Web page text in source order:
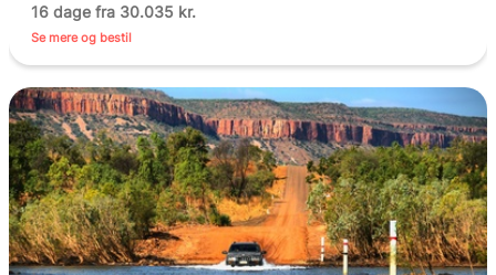
16 dage fra 30.035 kr.
Se mere og bestil